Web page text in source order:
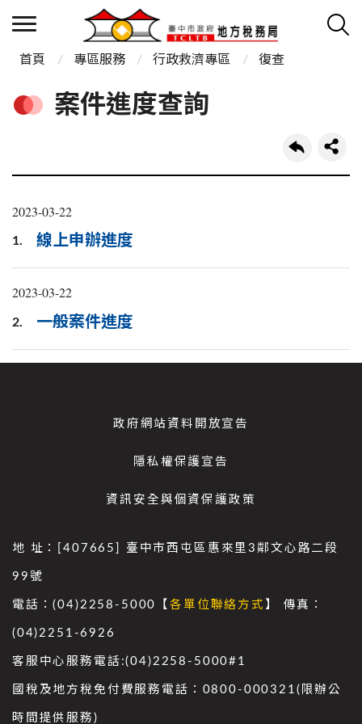
首頁 專區服務 行政救濟專區 復查
案件進度查詢
2023-03-22
1. 線上申辦進度
2023-03-22
2. 一般案件進度
政府網站資料開放宣告
隱私權保護宣告
資訊安全與個資保護政策
地 址：[407665] 臺中市西屯區惠來里3鄰文心路二段
99號
電話：(04)2258-5000【各單位聯絡方式 】 傳真：
(04)2251-6926
客服中心服務電話:(04)2258-5000#1
國稅及地方稅免付費服務電話：0800-000321(限辦公
時間提供服務)